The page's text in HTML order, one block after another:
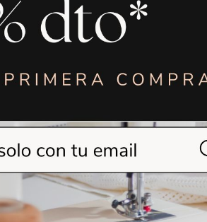
TORNILLO
BASTIDOR